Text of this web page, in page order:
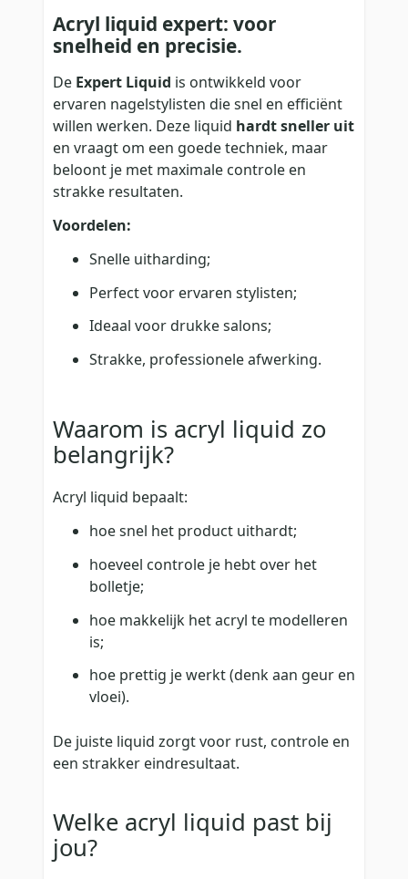
Acryl liquid expert: voor
snelheid en precisie.
De Expert Liquid is ontwikkeld voor
ervaren nagelstylisten die snel en efficiënt
willen werken. Deze liquid hardt sneller uit
en vraagt om een goede techniek, maar
beloont je met maximale controle en
strakke resultaten.
Voordelen:
Snelle uitharding;
Perfect voor ervaren stylisten;
Ideaal voor drukke salons;
Strakke, professionele afwerking.
Waarom is acryl liquid zo
belangrijk?
Acryl liquid bepaalt:
hoe snel het product uithardt;
hoeveel controle je hebt over het
bolletje;
hoe makkelijk het acryl te modelleren
is;
hoe prettig je werkt (denk aan geur en
vloei).
De juiste liquid zorgt voor rust, controle en
een strakker eindresultaat.
Welke acryl liquid past bij
jou?